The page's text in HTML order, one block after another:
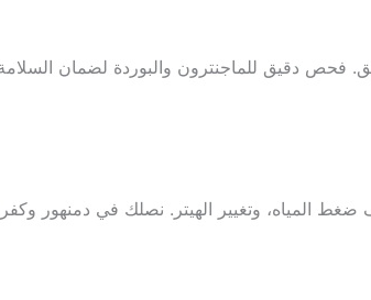
فحص دقيق للماجنترون والبوردة لضمان
المياه، وتغيير الهيتر. نصلك في دمنهور وكفر